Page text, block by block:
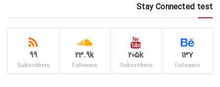
Stay Connected test
137
Followers
205k
Subscribers
23.9k
Followers
99
Subscribers